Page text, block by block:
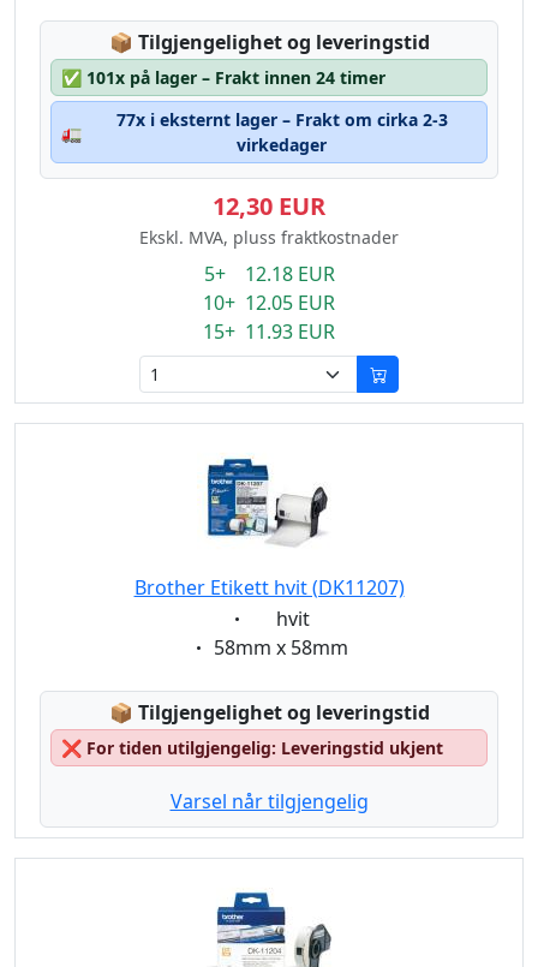
📦 Lagerstatus:
Tilgjengelighet og leveringstid
✅ 101x på lager – Frakt innen 24 timer
🚛
77x i eksternt lager – Frakt om cirka 2-3
virkedager
12,30 EUR
Ekskl. MVA, pluss fraktkostnader
5+ 12.18 EUR
10+ 12.05 EUR
15+ 11.93 EUR
Brother Etikett hvit (DK11207)
Eigenschaft:
hvit
Eigenschaft:
58mm x 58mm
📦 Lagerstatus:
Tilgjengelighet og leveringstid
❌ For tiden utilgjengelig: Leveringstid ukjent
Varsel når tilgjengelig